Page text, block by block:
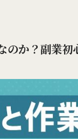
のか？副業